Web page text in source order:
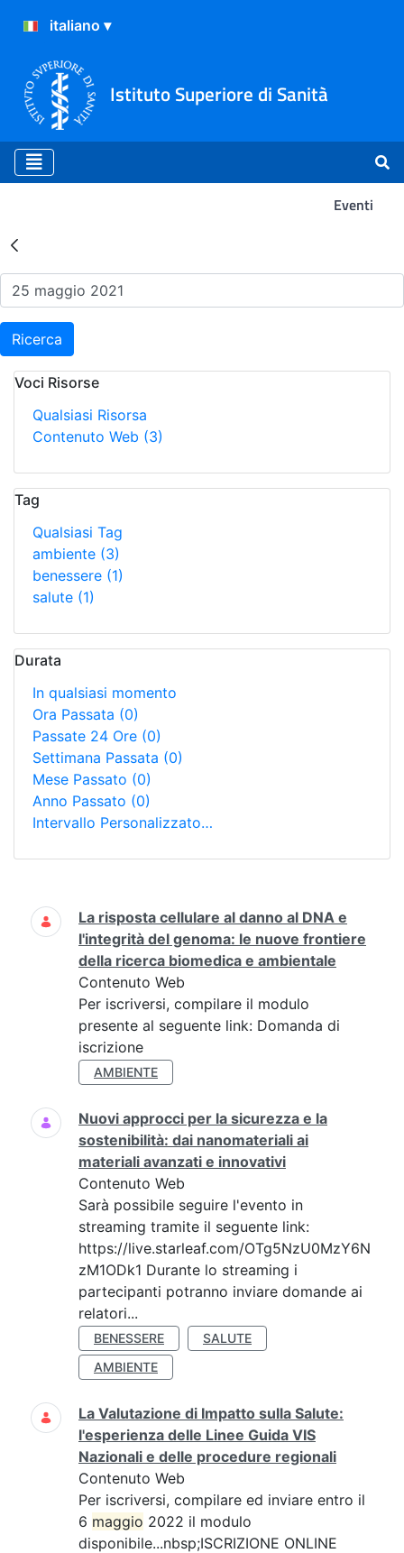
Istituto Superiore di Sanità
Eventi
Risultati della Ricerca -
Ricerca
Voci Risorse
Qualsiasi Risorsa
Contenuto Web (3)
Tag
Qualsiasi Tag
ambiente (3)
benessere (1)
salute (1)
Durata
In qualsiasi momento
Ora Passata (0)
Passate 24 Ore (0)
Settimana Passata (0)
Mese Passato (0)
Anno Passato (0)
Intervallo Personalizzato…
Ricerca
La risposta cellulare al danno al DNA e
l'integrità del genoma: le nuove frontiere
della ricerca biomedica e ambientale
Contenuto Web
Per iscriversi, compilare il modulo
presente al seguente link: Domanda di
iscrizione
AMBIENTE
Nuovi approcci per la sicurezza e la
sostenibilità: dai nanomateriali ai
materiali avanzati e innovativi
Contenuto Web
Sarà possibile seguire l'evento in
streaming tramite il seguente link:
https://live.starleaf.com/OTg5NzU0MzY6N
zM1ODk1 Durante lo streaming i
partecipanti potranno inviare domande ai
relatori...
BENESSERE
SALUTE
AMBIENTE
La Valutazione di Impatto sulla Salute:
l'esperienza delle Linee Guida VIS
Nazionali e delle procedure regionali
Contenuto Web
Per iscriversi, compilare ed inviare entro il
6 maggio 2022 il modulo
disponibile...nbsp;ISCRIZIONE ONLINE